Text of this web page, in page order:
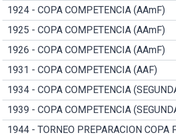
1924 - COPA COMPETENCIA (AAmF)
1925 - COPA COMPETENCIA (AAmF)
1926 - COPA COMPETENCIA (AAmF)
1931 - COPA COMPETENCIA (AAF)
1934 - COPA COMPETENCIA
1939 - COPA COMPETENCIA
1944 - TORNEO PREPARACION COPA